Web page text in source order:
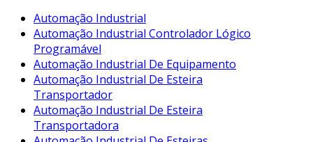
Automação Industrial
Automação Industrial Controlador Lógico
Programável
Automação Industrial De Equipamento
Automação Industrial De Esteira
Transportador
Automação Industrial De Esteira
Transportadora